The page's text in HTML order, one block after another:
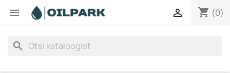
 shopping_cart (0)

search